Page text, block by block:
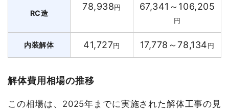
RC造
78,938円 67,341～106,205
円
内装解体 41,727円 17,778～78,134円
解体費用相場の推移
この相場は、2025年までに実施された解体工事の見